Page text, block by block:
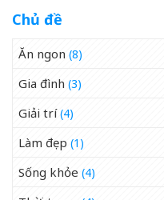
Chủ đề
Ăn ngon (8)
Gia đình (3)
Giải trí(4)
Làm đẹp (1)
Sống khỏe (4)